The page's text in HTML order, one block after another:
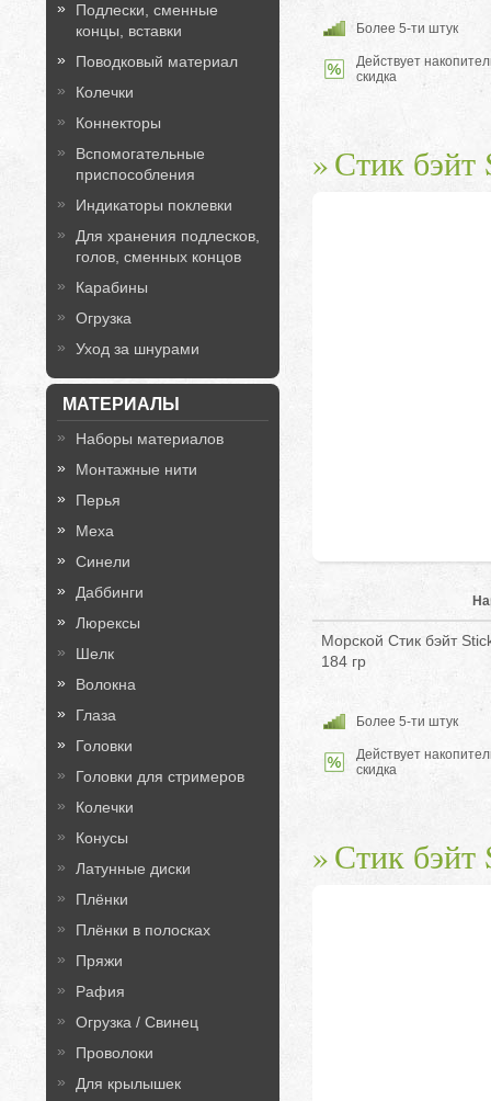
Подлески, сменные
концы, вставки
Поводковый материал
Колечки
Коннекторы
Вспомогательные
приспособления
Индикаторы поклевки
Для хранения подлесков,
голов, сменных концов
Карабины
Огрузка
Уход за шнурами
МАТЕРИАЛЫ
Наборы материалов
Монтажные нити
Перья
Меха
Синели
Даббинги
Люрексы
Шелк
Волокна
Глаза
Головки
Головки для стримеров
Колечки
Конусы
Латунные диски
Плёнки
Плёнки в полосках
Пряжи
Рафия
Огрузка / Свинец
Проволоки
Для крылышек
Более 5-ти штук
Действует
скидка
Стик бэйт
Морской Стик бэйт
184 гр
Более 5-ти штук
Действует
скидка
Стик бэйт